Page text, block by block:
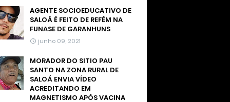
AGENTE SOCIOEDUCATIVO DE
SALOÁ É FEITO DE REFÉM NA
FUNASE DE GARANHUNS
junho 09, 2021
MORADOR DO SITIO PAU
SANTO NA ZONA RURAL DE
SALOÁ ENVIA VÍDEO
ACREDITANDO EM
MAGNETISMO APÓS VACINA